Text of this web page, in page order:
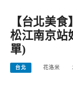
【台北美
松江南京站
單)
台北 花洛米